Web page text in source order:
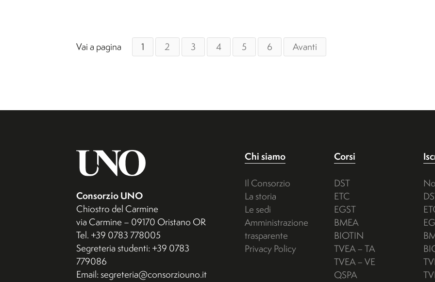
Vai a pagina 1 2 3 4 5 6 Avanti
Consorzio UNO
Chiostro del Carmine
via Carmine – 09170 Oristano OR
Tel. +39 0783 778005
Segreteria studenti: +39 0783
779086
Email: segreteria@consorziouno.it
Chi siamo
Il Consorzio
La storia
Le sedi
Amministrazione
trasparente
Privacy Policy
Corsi
DST
ETC
EGST
BMEA
BIOTIN
TVEA – TA
TVEA – VE
QSPA